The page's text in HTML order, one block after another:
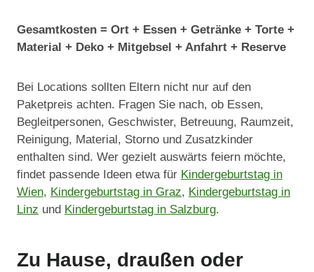
Gesamtkosten = Ort + Essen + Getränke + Torte +
Material + Deko + Mitgebsel + Anfahrt + Reserve
Bei Locations sollten Eltern nicht nur auf den
Paketpreis achten. Fragen Sie nach, ob Essen,
Begleitpersonen, Geschwister, Betreuung, Raumzeit,
Reinigung, Material, Storno und Zusatzkinder
enthalten sind. Wer gezielt auswärts feiern möchte,
findet passende Ideen etwa für Kindergeburtstag in
Wien, Kindergeburtstag in Graz, Kindergeburtstag in
Linz und Kindergeburtstag in Salzburg.
Zu Hause, draußen oder